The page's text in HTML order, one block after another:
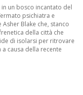
in un bosco incantato del
psichiatra e
Blake che, stanco
della città che
di isolarsi per ritrovare
causa della recente